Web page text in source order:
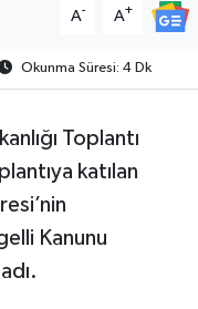
A- A+
Okunma Süresi: 4 Dk
Toplantı
katılan
Kanunu